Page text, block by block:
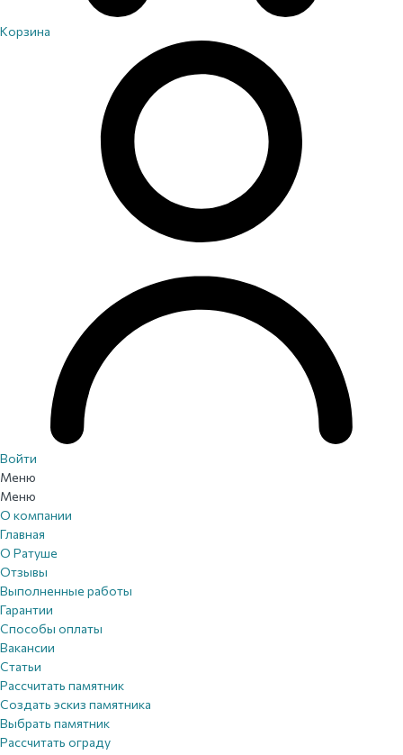
Корзина
Войти
Меню
Меню
О компании
Главная
О Ратуше
Отзывы
Выполненные работы
Гарантии
Способы оплаты
Вакансии
Статьи
Рассчитать памятник
Создать эскиз памятника
Выбрать памятник
Рассчитать ограду